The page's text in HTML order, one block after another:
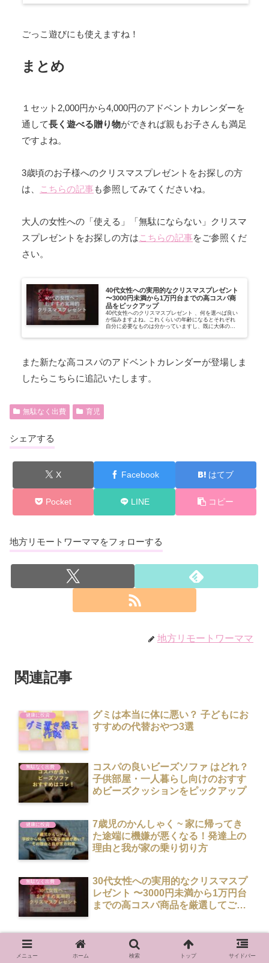
ごっこ遊びにも使えますね！
まとめ
１セット2,000円から4,000円のアドベントカレンダーを
通して長く遊べる贈り物ができれば親もお子さんも満足
ですよね。
3歳頃のお子様へのクリスマスプレゼントをお探しの方
は、
こちらの記事も参照してみてくださいね。
大人の女性への「使える」「無駄にならない」クリスマ
スプレゼントをお探しの方はこちらの記事をご参照くだ
さい。
40代女性への実用的なクリスマスプレゼント
〜3000円未満から1万円台までの高コスパ商
品をピックアップ
40代女性へのクリスマスプレゼント 、何を選べば良い
か悩みますよね。これくらいの年齢になるとそれぞれ
自分に必要なものは分かっていますし、既に大体の必
アプリで売却されてしまうのも残念です。 以下...
また新たな高コスパのアドベントカレンダーが登場しま
したらこちらに追記いたします。
無駄なく出費 育児
シェアする
X Facebook はてブ
Pocket LINE コピー
地方リモートワーママをフォローする
地方リモートワーママ
関連記事
健康に投資
グミは本当に体に悪い？ 子どもにお
すすめの代替おやつ3選
無駄なく出費
コスパの良いビーズソファ はどれ？
子供部屋・一人暮らし向けのおすす
めビーズクッションをピックアップ
健康に投資
7歳児のかんしゃく ~ 家に帰ってき
た途端に機嫌が悪くなる！発達上の
理由と我が家の乗り切り方
無駄なく出費
30代女性への実用的なクリスマスプ
レゼント 〜3000円未満から1万円台
までの高コスパ商品を厳選してご紹
無駄なく出費
バレンタインデーにチョコ以外の大
人スイーツ ：ホールのミルクレープ
メニュー ホーム 検索 トップ サイドバー